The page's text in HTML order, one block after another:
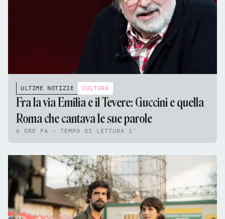
ULTIME NOTIZIE CULTURA
Fra la via Emilia e il Tevere: Guccini e quella
Roma che cantava le sue parole
6 ORE FA - TEMPO DI LETTURA 2'